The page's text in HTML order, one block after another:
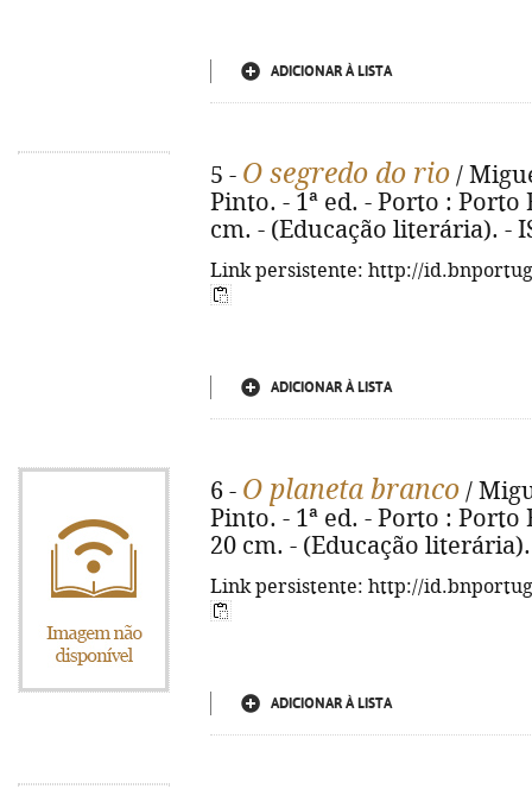
ADICIONAR À LISTA
5 - O segredo do rio /
Pinto. - 1ª ed. - Porto : Porto
cm. - (Educação literária). -
Link persistente: http://
ADICIONAR À LISTA
6 - O planeta branco /
Pinto. - 1ª ed. - Porto : Porto
20 cm. - (Educação literária).
Link persistente: http://
ADICIONAR À LISTA